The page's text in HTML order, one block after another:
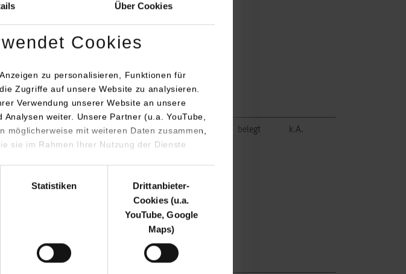
Über Cookies
Cookies
zu personalisieren, Funktionen für
Zugriffe auf unsere Website zu analysieren.
Verwendung unserer Website an unsere
weiter. Unsere Partner (u.a. YouTube,
mit weiteren Daten zusammen,
sie im Rahmen Ihrer Nutzung der Dienste
Statistiken
Drittanbieter-
Cookies (u.a.
YouTube, Google
Maps)
www.tr-electronic.de
M. Sc. Christoph Kuner
christoph.kuner@tr-electronic.de
TR-Electronic GmbH
Eglishalde 6
www.tr-electronic.de
christoph.kuner@tr-electronic.de
belegt k.A.